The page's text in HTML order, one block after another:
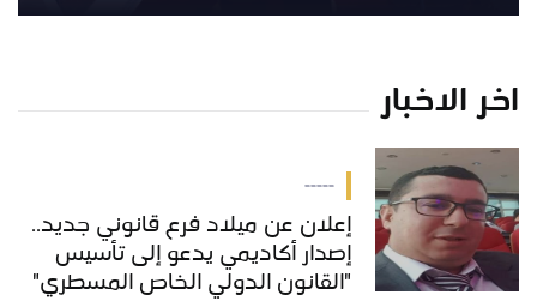
اخر الاخبار
-----
إعلان عن ميلاد فرع قانوني جديد..
إصدار أكاديمي يدعو إلى تأسيس
"القانون الدولي الخاص المسطري"